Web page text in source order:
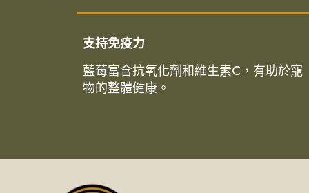
支持免疫力
藍莓富含抗氧化劑和維生素C，有助於寵
物的整體健康。